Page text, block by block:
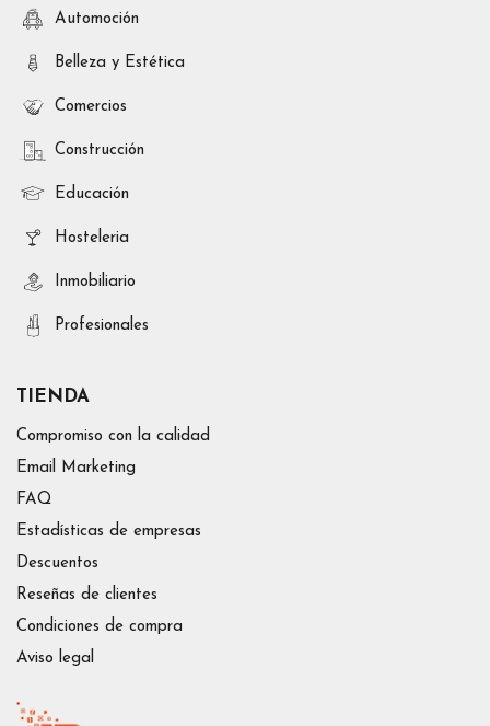
Automoción
Belleza y Estética
Comercios
Construcción
Educación
Hosteleria
Inmobiliario
Profesionales
TIENDA
Compromiso con la calidad
Email Marketing
FAQ
Estadísticas de empresas
Descuentos
Reseñas de clientes
Condiciones de compra
Aviso legal